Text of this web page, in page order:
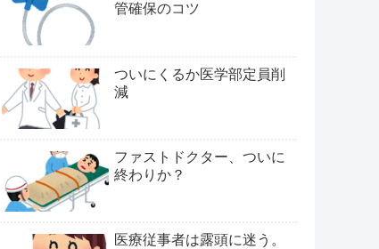
管確保のコツ
ついにくるか医学部定員削
減
ファストドクター、ついに
終わりか？
医療従事者は露頭に迷う。